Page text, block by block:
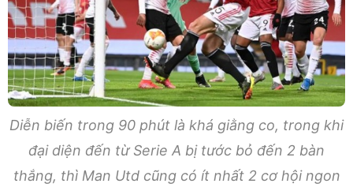
Diễn biến trong 90 phút là khá giằng co, trong khi
đại diện đến từ Serie A bị tước bỏ đến 2 bàn
thắng, thì Man Utd cũng có ít nhất 2 cơ hội ngon